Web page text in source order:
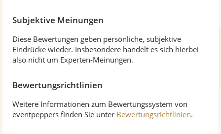
Subjektive Meinungen
Diese Bewertungen geben persönliche, subjektive
Eindrücke wieder. Insbesondere handelt es sich hierbei
also nicht um Experten-Meinungen.
Bewertungsrichtlinien
Weitere Informationen zum Bewertungssystem von
eventpeppers finden Sie unter Bewertungsrichtlinien.